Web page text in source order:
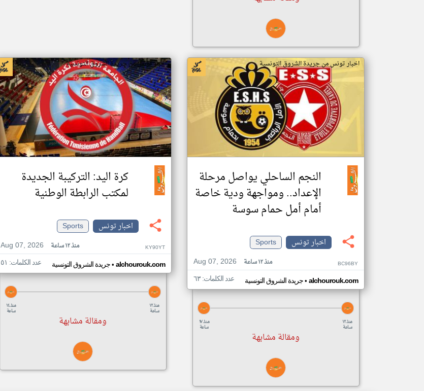
اخبار تونس من جريدة الشروق التونسية
النجم الساحلي يواصل مرحلة
الإعداد.. ومواجهة ودية خاصة
أمام أمل حمام سوسة
اخبار تونس
Sports
Aug 07, 2026
منذ ١٢ ساعة BC96BY
جريدة الشروق التونسية• alchourouk.com عدد الكلمات: ٦٣
منذ ١٧
ساعة
منذ ١٢
ساعة
ومقالة مشابهة
اخبار تونس من جريدة الشروق التونسية
كرة اليد: التركيبة الجديدة
لمكتب الرابطة الوطنية
اخبار تونس
Sports
Aug 07, 2026
منذ ١٢ ساعة KY90YT
جريدة الشروق التونسية• alchourouk.com عدد الكلمات: ٥١
منذ ١٤
ساعة
منذ ١٢
ساعة
ومقالة مشابهة